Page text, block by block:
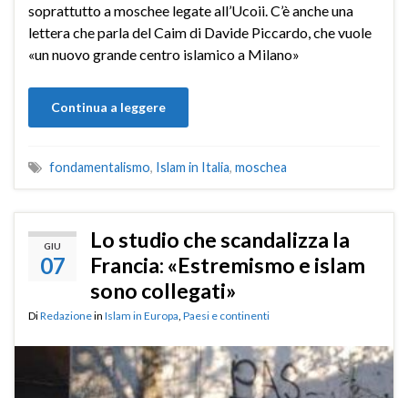
soprattutto a moschee legate all’Ucoii. C’è anche una
lettera che parla del Caim di Davide Piccardo, che vuole
«un nuovo grande centro islamico a Milano»
Continua a leggere
fondamentalismo, Islam in Italia, moschea
GIU
07
Lo studio che scandalizza la
Francia: «Estremismo e islam
sono collegati»
DiRedazionein Islam in Europa Paesi e continenti